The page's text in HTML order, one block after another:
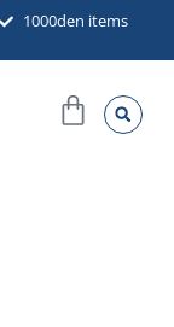
1000den items